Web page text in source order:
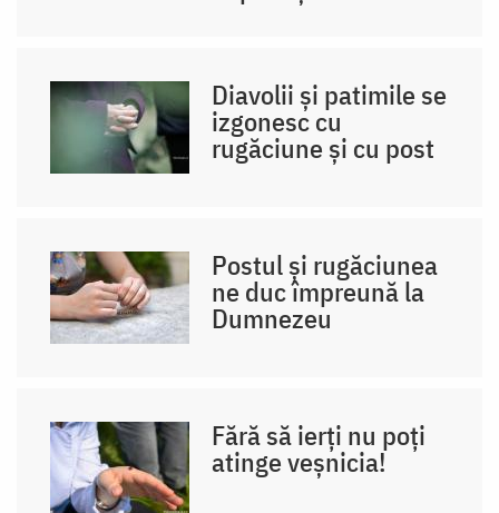
Diavolii și patimile se
izgonesc cu
rugăciune și cu post
Postul și rugăciunea
ne duc împreună la
Dumnezeu
Fără să ierți nu poți
atinge veșnicia!